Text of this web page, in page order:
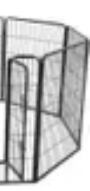
e Spazi